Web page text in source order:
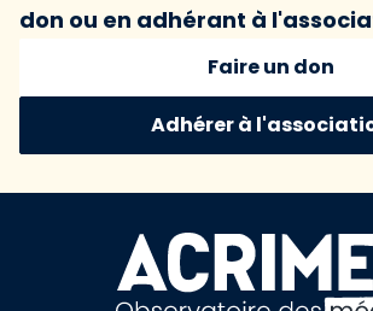
don ou en adhérant à
Faire un don
Adhérer à